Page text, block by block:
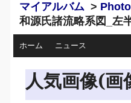
マイアルバム > Photo
和源氏諸流略系図_左
ホーム ニュース
人気画像(画